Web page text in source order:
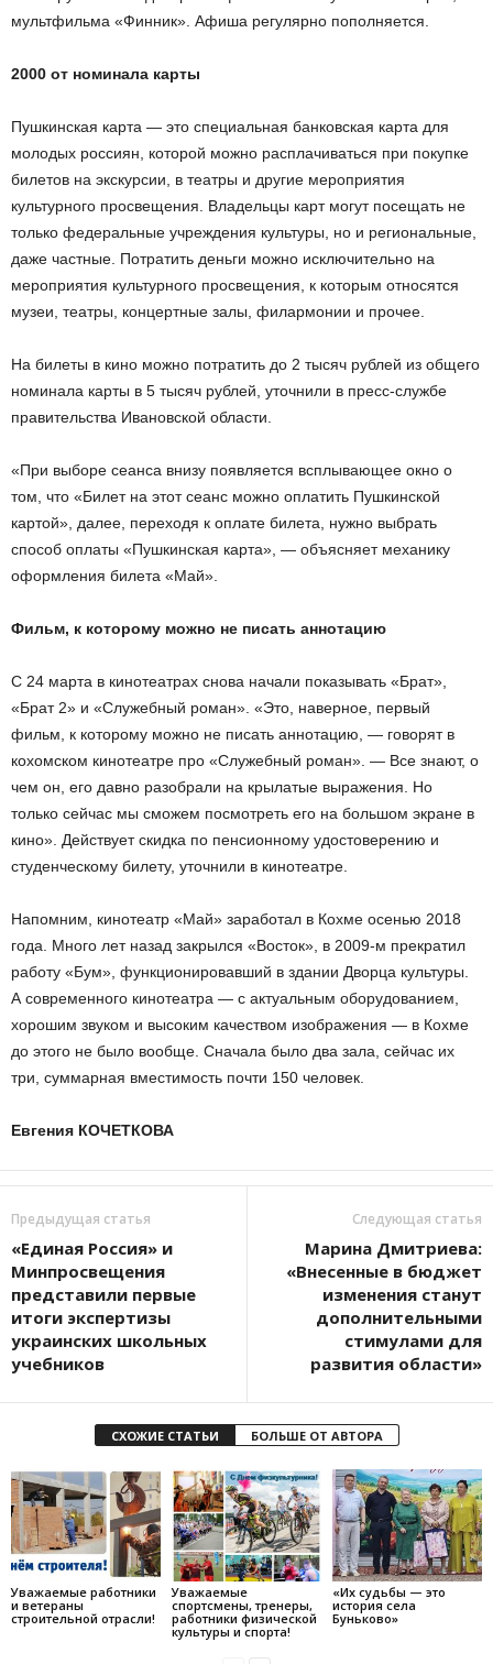
мультфильма «Финник». Афиша регулярно пополняется.
2000 от номинала карты
Пушкинская карта — это специальная банковская карта для
молодых россиян, которой можно расплачиваться при покупке
билетов на экскурсии, в театры и другие мероприятия
культурного просвещения. Владельцы карт могут посещать не
только федеральные учреждения культуры, но и региональные,
даже частные. Потратить деньги можно исключительно на
мероприятия культурного просвещения, к которым относятся
музеи, театры, концертные залы, филармонии и прочее.
На билеты в кино можно потратить до 2 тысяч рублей из общего
номинала карты в 5 тысяч рублей, уточнили в пресс-службе
правительства Ивановской области.
​«При выборе сеанса внизу появляется всплывающее окно о
том, что «Билет на этот сеанс можно оплатить Пушкинской
картой», далее, переходя к оплате билета, нужно выбрать
способ оплаты «Пушкинская карта», — объясняет механику
оформления билета «Май».
Фильм, к которому можно не писать аннотацию
С 24 марта в кинотеатрах снова начали показывать «Брат»,
«Брат 2» и «Служебный роман». «Это, наверное, первый
фильм, к которому можно не писать аннотацию, — говорят в
кохомском кинотеатре про «Служебный роман». — Все знают, о
чем он, его давно разобрали на крылатые выражения. Но
только сейчас мы сможем посмотреть его на большом экране в
кино». Действует скидка по пенсионному удостоверению и
студенческому билету, уточнили в кинотеатре.
Напомним, кинотеатр «Май» заработал в Кохме осенью 2018
года. Много лет назад закрылся «Восток», в 2009-м прекратил
работу «Бум», функционировавший в здании Дворца культуры.
А современного кинотеатра — с актуальным оборудованием,
хорошим звуком и высоким качеством изображения — в Кохме
до этого не было вообще. Сначала было два зала, сейчас их
три, суммарная вместимость почти 150 человек.
Евгения КОЧЕТКОВА
Предыдущая статья
«Единая Россия» и
Минпросвещения
представили первые
итоги экспертизы
украинских школьных
учебников
Следующая статья
Марина Дмитриева:
«Внесенные в бюджет
изменения станут
дополнительными
стимулами для
развития области»
СХОЖИЕ СТАТЬИ БОЛЬШЕ ОТ АВТОРА
Уважаемые работники
и ветераны
строительной отрасли!
Уважаемые
спортсмены, тренеры,
работники физической
культуры и спорта!
«Их судьбы — это
история села
Буньково»